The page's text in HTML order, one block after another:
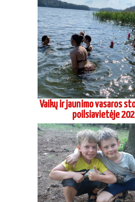
Vaikų ir jaunimo vasaros
poilsiavietėje